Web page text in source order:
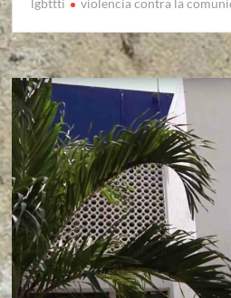
lgbttti violencia contra la